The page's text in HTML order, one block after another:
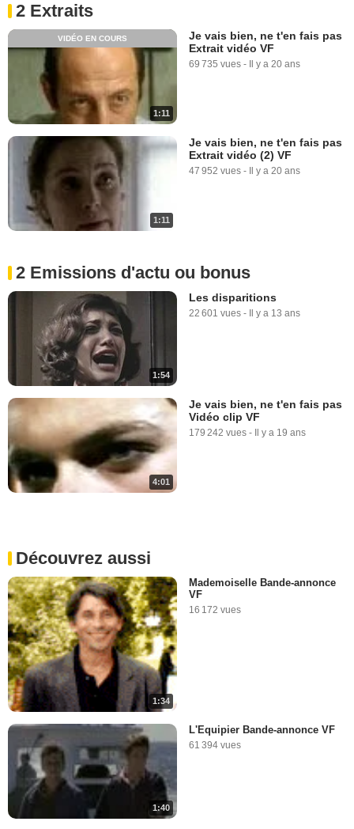
2 Extraits
1:11
VIDÉO EN COURS
Je vais bien, ne t'en fais pas
Extrait vidéo VF
69 735 vues - Il y a 20 ans
1:11
Je vais bien, ne t'en fais pas
Extrait vidéo (2) VF
47 952 vues - Il y a 20 ans
2 Emissions d'actu ou bonus
1:54
Les disparitions
22 601 vues - Il y a 13 ans
4:01
Je vais bien, ne t'en fais pas
Vidéo clip VF
179 242 vues - Il y a 19 ans
Découvrez aussi
1:34
Mademoiselle Bande-annonce
VF
16 172 vues
1:40
L'Equipier Bande-annonce VF
61 394 vues